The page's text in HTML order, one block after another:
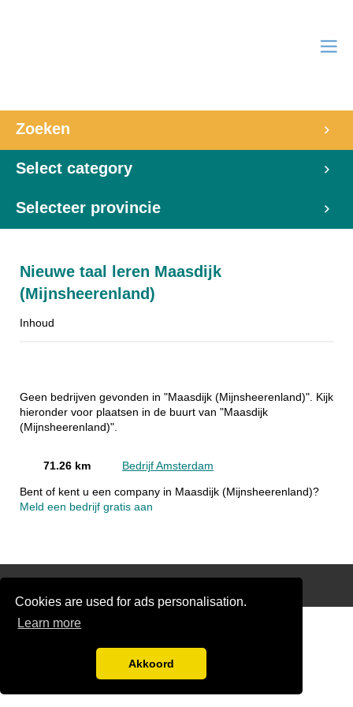
Cookies are used for ads personalisation.
Learn more
Akkoord
Zoeken
Select category
Selecteer provincie
Nieuwe taal leren Maasdijk
(Mijnsheerenland)
Inhoud
Geen bedrijven gevonden in "Maasdijk (Mijnsheerenland)". Kijk
hieronder voor plaatsen in de buurt van "Maasdijk
(Mijnsheerenland)".
71.26 km Bedrijf Amsterdam
Bent of kent u een company in Maasdijk (Mijnsheerenland)?
Meld een bedrijf gratis aan